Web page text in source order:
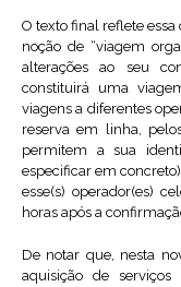
O texto final reflete
noção de “viagem
alterações ao seu
constituirá uma
viagens a diferentes
reserva em linha,
permitem a sua
especificar em
esse(s) operador(es)
horas após a
De notar que, nesta
aquisição de